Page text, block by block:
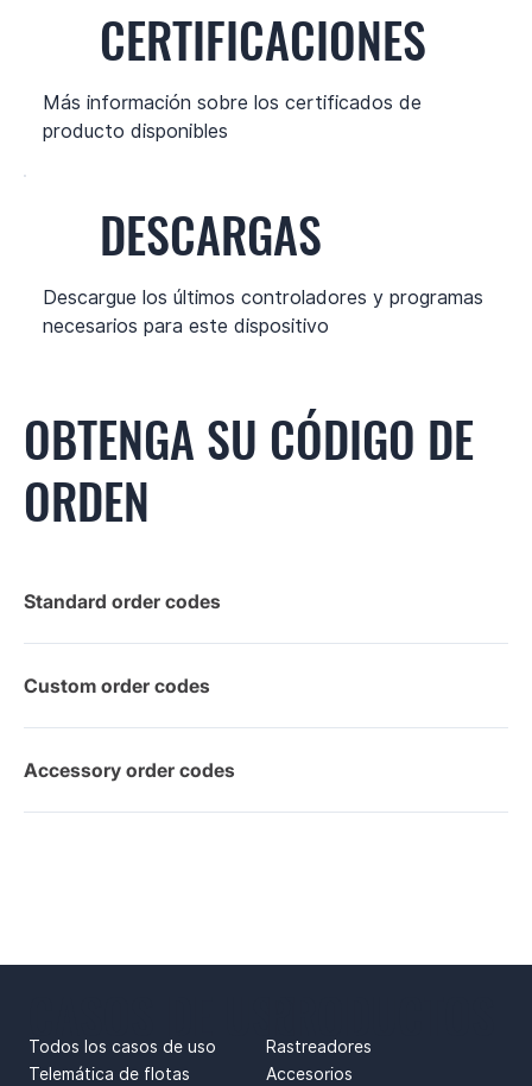
CERTIFICACIONES
Más información sobre los certificados de
producto disponibles
DESCARGAS
Descargue los últimos controladores y programas
necesarios para este dispositivo
OBTENGA SU CÓDIGO DE
ORDEN
Custom order codes
Accessory order codes
Standard order codes
Todos los casos de uso
Telemática de flotas
Rastreadores
Accesorios